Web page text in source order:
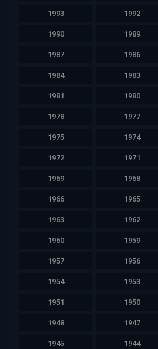
1993 1992
1990 1989
1987 1986
1984 1983
1981 1980
1978 1977
1975 1974
1972 1971
1969 1968
1966 1965
1963 1962
1960 1959
1957 1956
1954 1953
1951 1950
1948 1947
1945 1944